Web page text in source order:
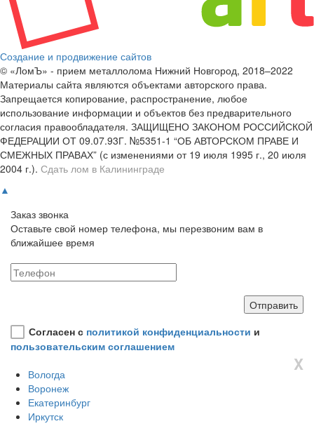
Создание и продвижение сайтов
© «ЛомЪ» - прием металлолома Нижний Новгород, 2018–2022
Материалы сайта являются объектами авторского права.
Запрещается копирование, распространение, любое
использование информации и объектов без предварительного
согласия правообладателя. ЗАЩИЩЕНО ЗАКОНОМ РОССИЙСКОЙ
ФЕДЕРАЦИИ ОТ 09.07.93Г. №5351-1 “ОБ АВТОРСКОМ ПРАВЕ И
СМЕЖНЫХ ПРАВАХ” (с изменениями от 19 июля 1995 г., 20 июля
2004 г.). Сдать лом в Калининграде
▲
Заказ звонка
Оставьте свой номер телефона, мы перезвоним вам в
ближайшее время
Согласен с политикой конфиденциальности и
пользовательским соглашением
X
Вологда
Воронеж
Екатеринбург
Иркутск